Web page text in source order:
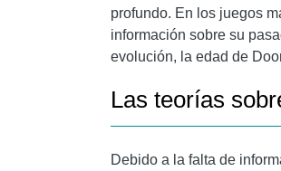
profundo. En los juegos
información sobre su
evolución, la edad de
Las teorías
Debido a la falta de